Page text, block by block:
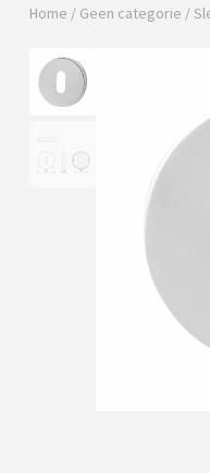
Home / Geen categorie /